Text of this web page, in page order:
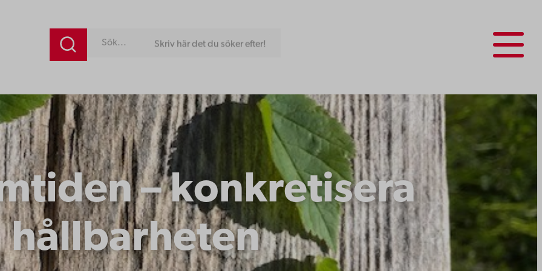
Skriv här det du söker efter!
Menu
– konkretisera
hållbarheten